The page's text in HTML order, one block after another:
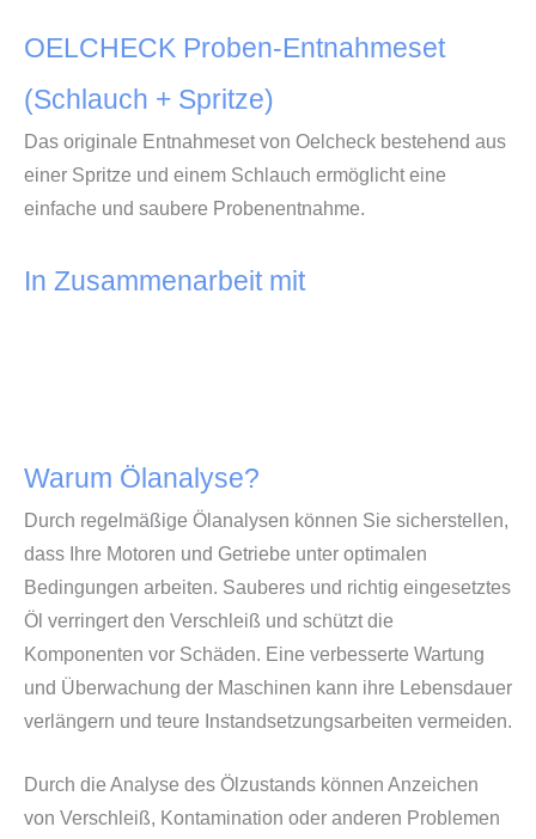
OELCHECK Proben-Entnahmeset
(Schlauch + Spritze)
Das originale Entnahmeset von Oelcheck bestehend aus
einer Spritze und einem Schlauch ermöglicht eine
einfache und saubere Probenentnahme.
In Zusammenarbeit mit
Warum Ölanalyse?
Durch regelmäßige Ölanalysen können Sie sicherstellen,
dass Ihre Motoren und Getriebe unter optimalen
Bedingungen arbeiten. Sauberes und richtig eingesetztes
Öl verringert den Verschleiß und schützt die
Komponenten vor Schäden. Eine verbesserte Wartung
und Überwachung der Maschinen kann ihre Lebensdauer
verlängern und teure Instandsetzungsarbeiten vermeiden.
Durch die Analyse des Ölzustands können Anzeichen
von Verschleiß, Kontamination oder anderen Problemen